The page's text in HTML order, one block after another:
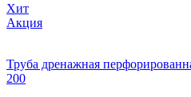
Хит
Акция
Труба дренажная
200